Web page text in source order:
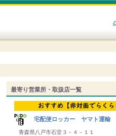
最寄り営業所・取扱店一覧
宅配便ロッカー ヤマト運輸
青森県八戸市石堂３－４－１１